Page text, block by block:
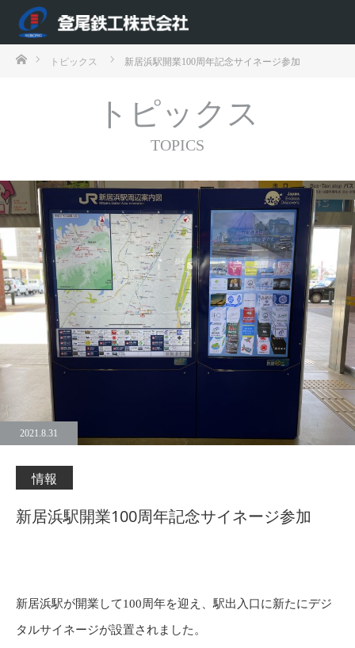
ホームトピックス 新居浜駅開業100周年記念サイネージ参加
トピックス
TOPICS
2021.8.31
情報
新居浜駅開業100周年記念サイネージ参加
新居浜駅が開業して100周年を迎え、駅出入口に新たにデジ
タルサイネージが設置されました。